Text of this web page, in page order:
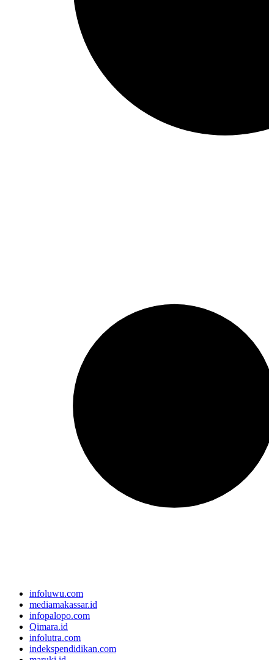
infoluwu.com
mediamakassar.id
infopalopo.com
Qimara.id
infolutra.com
indekspendidikan.com